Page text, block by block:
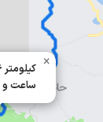
356 کیلومتر
5 ساعت و 30 دقیقه
×